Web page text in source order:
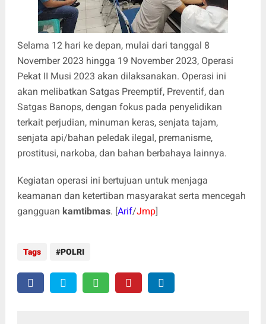
Selama 12 hari ke depan, mulai dari tanggal 8
November 2023 hingga 19 November 2023, Operasi
Pekat II Musi 2023 akan dilaksanakan. Operasi ini
akan melibatkan Satgas Preemptif, Preventif, dan
Satgas Banops, dengan fokus pada penyelidikan
terkait perjudian, minuman keras, senjata tajam,
senjata api/bahan peledak ilegal, premanisme,
prostitusi, narkoba, dan bahan berbahaya lainnya.
Kegiatan operasi ini bertujuan untuk menjaga
keamanan dan ketertiban masyarakat serta mencegah
gangguan kamtibmas. [Arif/Jmp]
Tags POLRI